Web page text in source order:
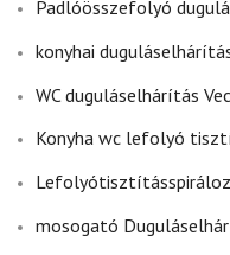
Padlóösszefolyó
konyhai
WC duguláselhárítás
Konyha wc lefolyó
mosogató